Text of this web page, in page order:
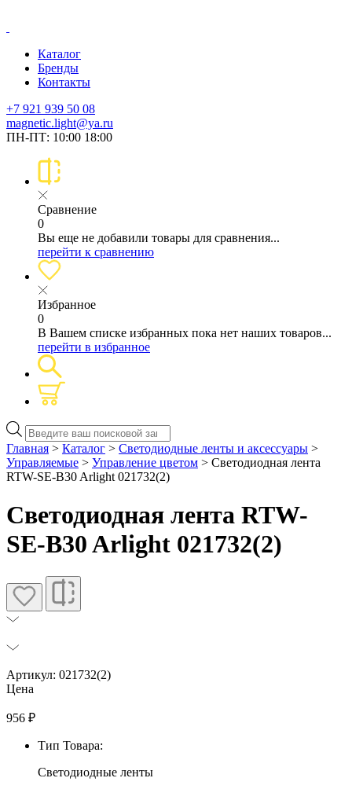
Каталог
Бренды
Контакты
+7 921 939 50 08
magnetic.light@ya.ru
ПН-ПТ: 10:00 18:00
Сравнение
0
Вы еще не добавили товары для сравнения...
перейти к сравнению
Избранное
0
В Вашем списке избранных пока нет наших товаров...
перейти в избранное
Поиск
товаров
Главная > Каталог > Светодиодные ленты и аксессуары >
Управляемые > Управление цветом > Светодиодная лента
RTW-SE-B30 Arlight 021732(2)
Светодиодная лента RTW-
SE-B30 Arlight 021732(2)
Артикул: 021732(2)
Цена
956 ₽
Тип Товара:
Светодиодные ленты